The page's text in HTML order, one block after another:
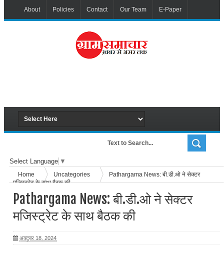
About Policies Contact Our Team E-Paper
Select Language ▼
Home Uncategories
Pathargama News: बी.डी.ओ ने सेक्टर
मजिस्ट्रेट के साथ बैठक की
Pathargama News: बी.डी.ओ ने सेक्टर
मजिस्ट्रेट के साथ बैठक की
अक्टूबर 18, 2024